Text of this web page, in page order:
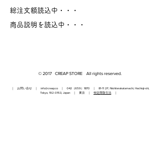
総注文額読込中・・・
商品説明を読込中・・・
© 2017 CREAP STORE All rights reserved.
｜ お問い合せ ｜ info@creap.co｜ 042（659）1870 ｜ 81-11 2F, Nishiterakatamachi, Hachioji-shi,
Tokyo, 192-0153, Japan ｜ 東京 ｜ 特定商取引法｜